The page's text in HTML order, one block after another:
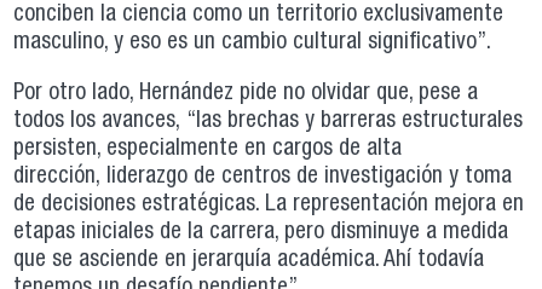
conciben la ciencia como un territorio exclusivamente
masculino, y eso es un cambio cultural significativo”.
Por otro lado, Hernández pide no olvidar que, pese a
todos los avances, “las brechas y barreras estructurales
persisten, especialmente en cargos de alta
dirección, liderazgo de centros de investigación y toma
de decisiones estratégicas. La representación mejora en
etapas iniciales de la carrera, pero disminuye a medida
que se asciende en jerarquía académica. Ahí todavía